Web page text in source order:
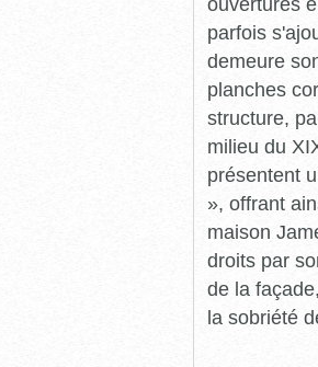
parfois
demeure
planches
structure,
milieu du
présentent
», offrant
maison
droits par
de la
la sobriété